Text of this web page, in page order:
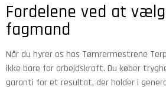
Fordelene ved at
fagmand
Når du hyrer os hos Tømrermestrene
ikke bare for arbejdskraft. Du køber
garanti for et resultat, der holder i